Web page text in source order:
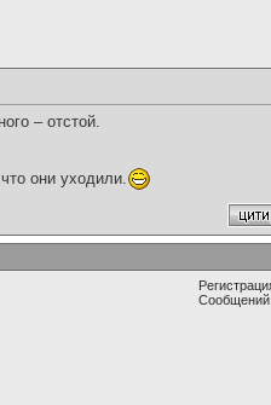
– отстой.
они уходили.